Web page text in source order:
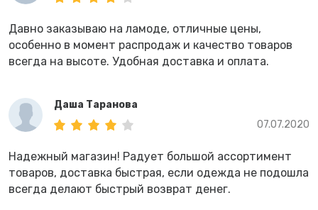
Давно заказываю на ламоде, отличные цены,
особенно в момент распродаж и качество товаров
всегда на высоте. Удобная доставка и оплата.
Даша Таранова
07.07.2020
Надежный магазин! Радует большой ассортимент
товаров, доставка быстрая, если одежда не подошла
всегда делают быстрый возврат денег.